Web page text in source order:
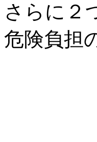
さらに２
危険負担